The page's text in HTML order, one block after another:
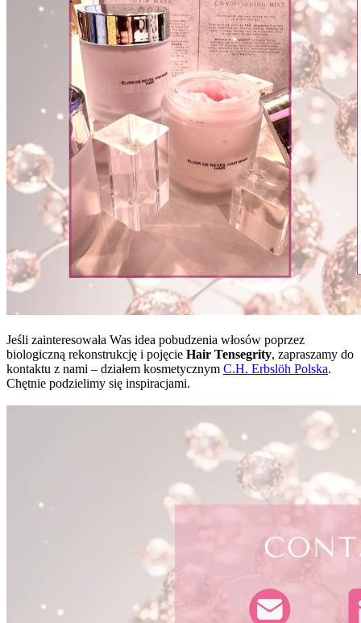
Jeśli zainteresowała Was idea pobudzenia włosów poprzez
biologiczną rekonstrukcję i pojęcie Hair Tensegrity, zapraszamy do
kontaktu z nami – działem kosmetycznym C.H. Erbslöh Polska.
Chętnie podzielimy się inspiracjami.